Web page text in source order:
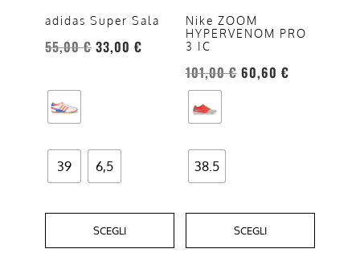
adidas Super Sala
55,00€ 33,00 €
39 6,5
SCEGLI
opzioni
essere
pagina
prodotto
Nike ZOOM
HYPERVENOM PRO
3 IC
101,00€ 60,60 €
38.5
SCEGLI
opzioni
possono
essere
scelte
pagina
prodotto